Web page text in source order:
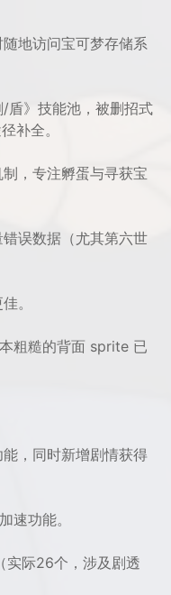
地访问宝可梦存储系
盾》技能池，被删招式
补全。
，专注孵蛋与寻获宝
误数据（尤其第六世
。
粗糙的背面 sprite 已
，同时新增剧情获得
速功能。
实际26个，涉及剧透